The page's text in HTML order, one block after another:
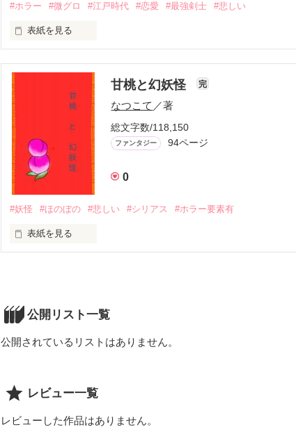
九狐妖怪・（橋下）キョウヤ
・桃子と最初に契約した妖怪
面倒くさがり屋
「あー？面倒くせぇ～。」
「この俺に勝てるとでも思ってる訳？」
鎌鼬妖怪・篠原　勇吾（しのはらゆうご）
・桃子の学校の転入生である
・可愛らしい見た目をしているが、話すと
もの凄く毒を吐く子
「顔は生まれつきだから仕方ないな…。」
（そうまとしゆき）
・桃子に拾われ、助けて貰った
・普段は人間界で生活しつつ、時々森に
ある集落に行っている
この物語の主人公
好奇心旺盛であるがビビり
普段は明るく、人懐っこい
これはこの主人公が奇妙な事に
巻き込まれる
そんな話である
…注意事項…
・怖いのが苦手な方はご注意下さい
#ホラー #微グロ #江戸時代 #恋愛 #最強剣士 #悲しい
表紙を見る
苦手な方はご注意下さい
・もし誤った言葉などがありましたら、
見つけ次第ご訂正いたします
登場人物
・あゆめ×孤高の最強剣士
「あまり踏み込むものではないぞ…。
命が惜しければな？」
（はなぎ　たつのり）
「こんなひ弱な俺ですけど…
花木家の武士なるものです！」
甘桃と幻妖怪 完
なつこて ／著
総文字数/118,150
ファンタジー 94ページ
0
#妖怪 #ほのぼの #悲しい #シリアス #ホラー要素有
表紙を見る
話してはいけないよ」と言われていた
するように努力してきた………～
公開リスト一覧
公開されているリストはありません。
レビュー一覧
レビューした作品はありません。